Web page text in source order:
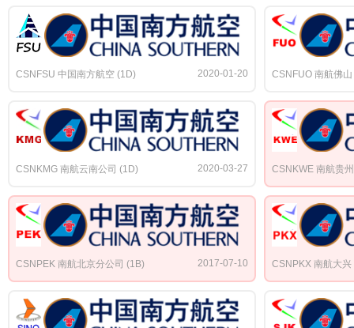
CSNFSU 中国南方航空 (1D) 2020-01-20 CSNFUO 南航佛
CSNKMG 南航云南公司 (1D) 2020-03-27 CSNKWE 南航贵
CSNPEK 南航北京分公司 (1B) 2017-07-10 CSNPKX 南航大兴